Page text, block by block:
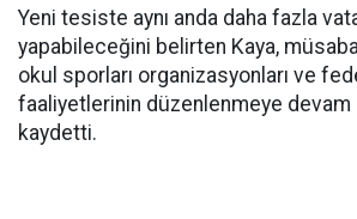
Yeni tesiste aynı anda daha fazla
yapabileceğini belirten Kaya,
okul sporları organizasyonları ve
faaliyetlerinin düzenlenmeye
kaydetti.